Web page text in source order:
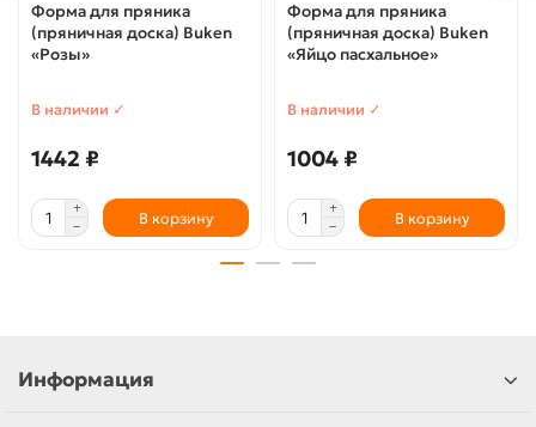
Форма для пряника
(пряничная доска) Buken
«Розы»
В наличии ✓
1442 ₽
В корзину
Форма для пряника
(пряничная доска) Buken
«Яйцо пасхальное»
В наличии ✓
1004 ₽
В корзину
Информация